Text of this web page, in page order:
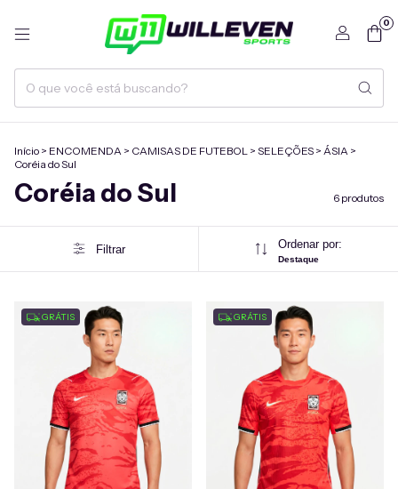
0
Início > ENCOMENDA > CAMISAS DE FUTEBOL > SELEÇÕES > ÁSIA >
Coréia do Sul
Coréia do Sul 6 produtos
Filtrar Ordenar por:
Destaque
GRÁTIS GRÁTIS